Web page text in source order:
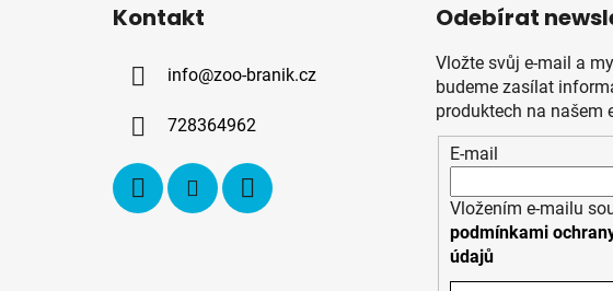
Kontakt
info@zoo-branik.cz
728364962
Odebírat
Vložte svůj e-mail a
budeme zasílat
produktech na našem
E-mail
Vložením e-mailu
podmínkami
údajů